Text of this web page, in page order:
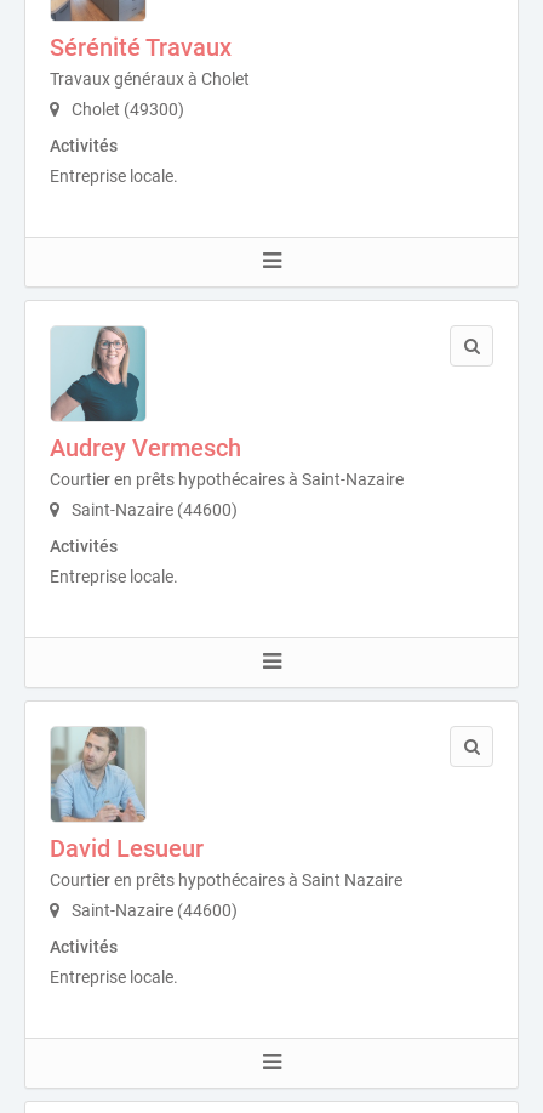
Sérénité Travaux
Travaux généraux à Cholet
Cholet (49300)
Activités
Entreprise locale.
Audrey Vermesch
Courtier en prêts hypothécaires à Saint-Nazaire
Saint-Nazaire (44600)
Activités
Entreprise locale.
David Lesueur
Courtier en prêts hypothécaires à Saint Nazaire
Saint-Nazaire (44600)
Activités
Entreprise locale.